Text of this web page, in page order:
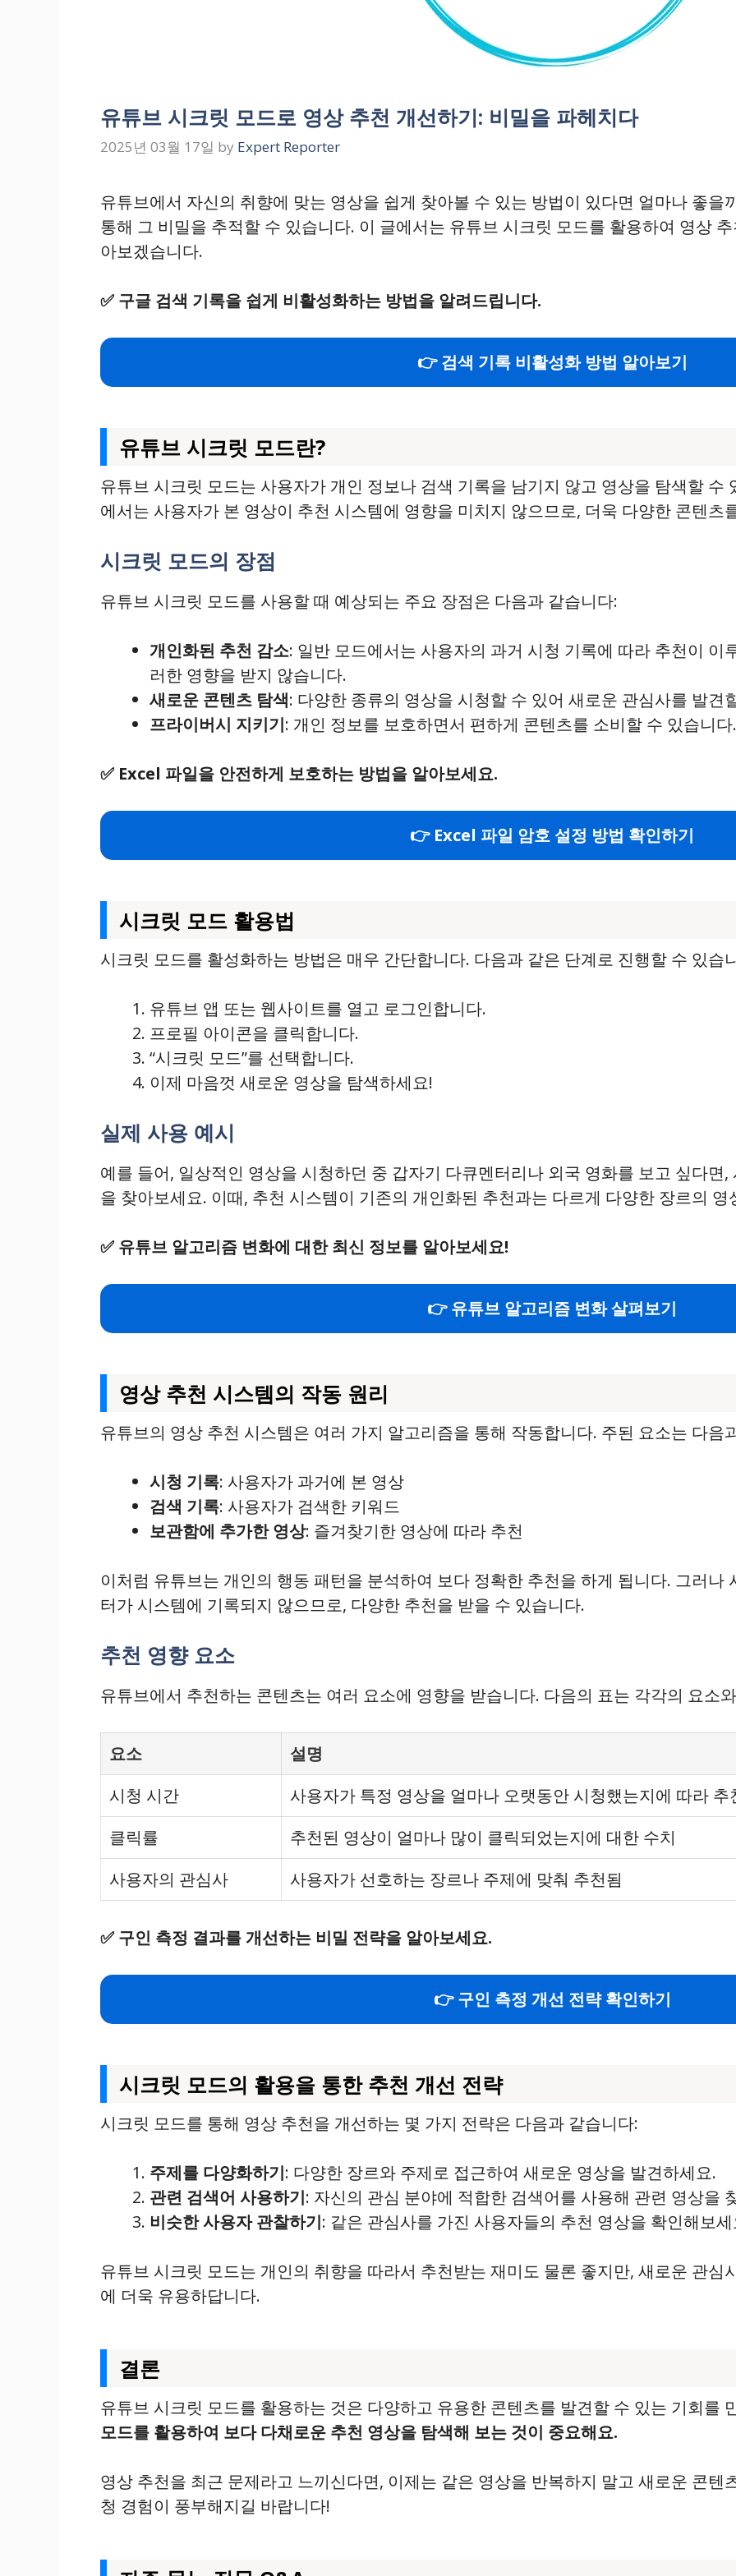
유튜브 시크릿 모드로 영상 추천 개선하기: 비밀을 파헤치다
2025년 03월 17일 by Expert Reporter
유튜브에서 자신의 취향에 맞는 영상을 쉽게 찾아볼 수 있는 방법이 있다면 얼마나 좋을
통해 그 비밀을 추적할 수 있습니다. 이 글에서는 유튜브 시크릿 모드를 활용하여 영상
아보겠습니다.
✅ 구글 검색 기록을 쉽게 비활성화하는 방법을 알려드립니다.
👉 검색 기록 비활성화 방법 알아보기
유튜브 시크릿 모드란?
유튜브 시크릿 모드는 사용자가 개인 정보나 검색 기록을 남기지 않고 영상을 탐색할 수
에서는 사용자가 본 영상이 추천 시스템에 영향을 미치지 않으므로, 더욱 다양한 콘텐츠
시크릿 모드의 장점
유튜브 시크릿 모드를 사용할 때 예상되는 주요 장점은 다음과 같습니다:
개인화된 추천 감소: 일반 모드에서는 사용자의 과거 시청 기록에 따라 추천이 이
러한 영향을 받지 않습니다.
새로운 콘텐츠 탐색: 다양한 종류의 영상을 시청할 수 있어 새로운 관심사를 발견
프라이버시 지키기: 개인 정보를 보호하면서 편하게 콘텐츠를 소비할 수 있습니다.
✅ Excel 파일을 안전하게 보호하는 방법을 알아보세요.
👉 Excel 파일 암호 설정 방법 확인하기
시크릿 모드 활용법
시크릿 모드를 활성화하는 방법은 매우 간단합니다. 다음과 같은 단계로 진행할 수 있습
유튜브 앱 또는 웹사이트를 열고 로그인합니다.
프로필 아이콘을 클릭합니다.
“시크릿 모드”를 선택합니다.
이제 마음껏 새로운 영상을 탐색하세요!
실제 사용 예시
예를 들어, 일상적인 영상을 시청하던 중 갑자기 다큐멘터리나 외국 영화를 보고 싶다면
을 찾아보세요. 이때, 추천 시스템이 기존의 개인화된 추천과는 다르게 다양한 장르의
✅ 유튜브 알고리즘 변화에 대한 최신 정보를 알아보세요!
👉 유튜브 알고리즘 변화 살펴보기
영상 추천 시스템의 작동 원리
유튜브의 영상 추천 시스템은 여러 가지 알고리즘을 통해 작동합니다. 주된 요소는 다음
시청 기록: 사용자가 과거에 본 영상
검색 기록: 사용자가 검색한 키워드
보관함에 추가한 영상: 즐겨찾기한 영상에 따라 추천
이처럼 유튜브는 개인의 행동 패턴을 분석하여 보다 정확한 추천을 하게 됩니다. 그러나
터가 시스템에 기록되지 않으므로, 다양한 추천을 받을 수 있습니다.
추천 영향 요소
유튜브에서 추천하는 콘텐츠는 여러 요소에 영향을 받습니다. 다음의 표는 각각의 요소
요소
설명
시청 시간
사용자가 특정 영상을 얼마나 오랫동안 시청했는지에 따라 추
클릭률
추천된 영상이 얼마나 많이 클릭되었는지에 대한 수치
사용자의 관심사
사용자가 선호하는 장르나 주제에 맞춰 추천됨
✅ 구인 측정 결과를 개선하는 비밀 전략을 알아보세요.
👉 구인 측정 개선 전략 확인하기
시크릿 모드의 활용을 통한 추천 개선 전략
시크릿 모드를 통해 영상 추천을 개선하는 몇 가지 전략은 다음과 같습니다:
주제를 다양화하기: 다양한 장르와 주제로 접근하여 새로운 영상을 발견하세요.
관련 검색어 사용하기: 자신의 관심 분야에 적합한 검색어를 사용해 관련 영상을
비슷한 사용자 관찰하기: 같은 관심사를 가진 사용자들의 추천 영상을 확인해보
유튜브 시크릿 모드는 개인의 취향을 따라서 추천받는 재미도 물론 좋지만, 새로운 관심
에 더욱 유용하답니다.
결론
유튜브 시크릿 모드를 활용하는 것은 다양하고 유용한 콘텐츠를 발견할 수 있는 기회를
모드를 활용하여 보다 다채로운 추천 영상을 탐색해 보는 것이 중요해요.
영상 추천을 최근 문제라고 느끼신다면, 이제는 같은 영상을 반복하지 말고 새로운 콘텐
청 경험이 풍부해지길 바랍니다!